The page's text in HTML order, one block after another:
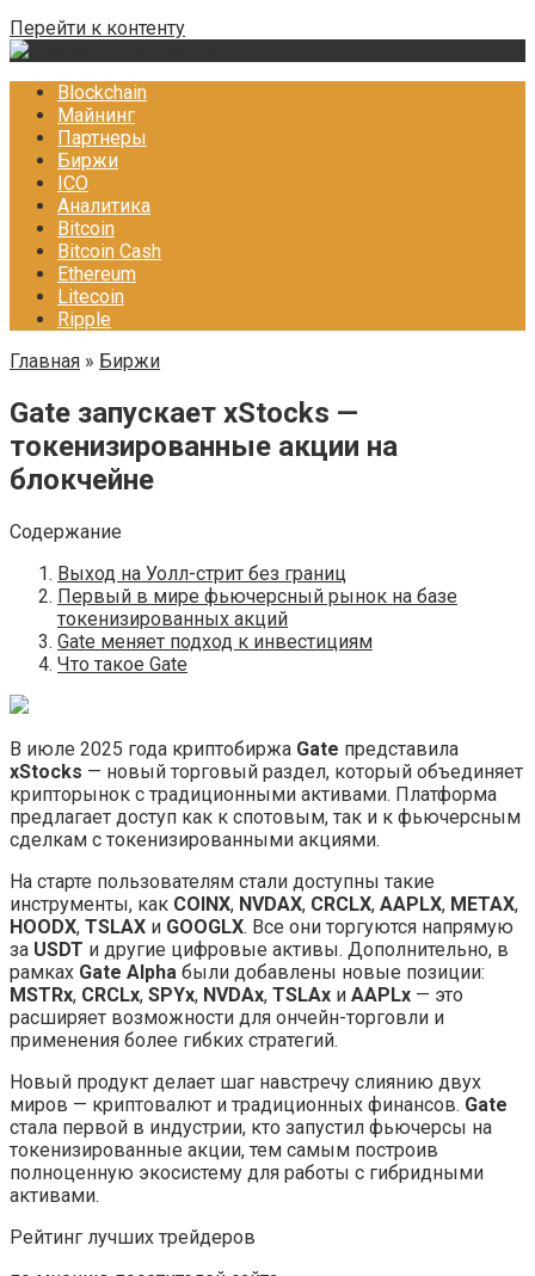
Перейти к контенту
Blockchain
Майнинг
Партнеры
Биржи
ICO
Аналитика
Bitcoin
Bitcoin Cash
Ethereum
Litecoin
Ripple
Главная » Биржи
Gate запускает xStocks —
токенизированные акции на
блокчейне
Содержание
Выход на Уолл-стрит без границ
Первый в мире фьючерсный рынок на базе
токенизированных акций
Gate меняет подход к инвестициям
Что такое Gate
В июле 2025 года криптобиржа Gate представила
xStocks — новый торговый раздел, который объединяет
крипторынок с традиционными активами. Платформа
предлагает доступ как к спотовым, так и к фьючерсным
сделкам с токенизированными акциями.
На старте пользователям стали доступны такие
инструменты, как COINX, NVDAX, CRCLX, AAPLX, METAX,
HOODX, TSLAX и GOOGLX. Все они торгуются напрямую
за USDT и другие цифровые активы. Дополнительно, в
рамках Gate Alpha были добавлены новые позиции:
MSTRx, CRCLx, SPYx, NVDAx, TSLAx и AAPLx — это
расширяет возможности для ончейн-торговли и
применения более гибких стратегий.
Новый продукт делает шаг навстречу слиянию двух
миров — криптовалют и традиционных финансов. Gate
стала первой в индустрии, кто запустил фьючерсы на
токенизированные акции, тем самым построив
полноценную экосистему для работы с гибридными
активами.
Рейтинг лучших трейдеров